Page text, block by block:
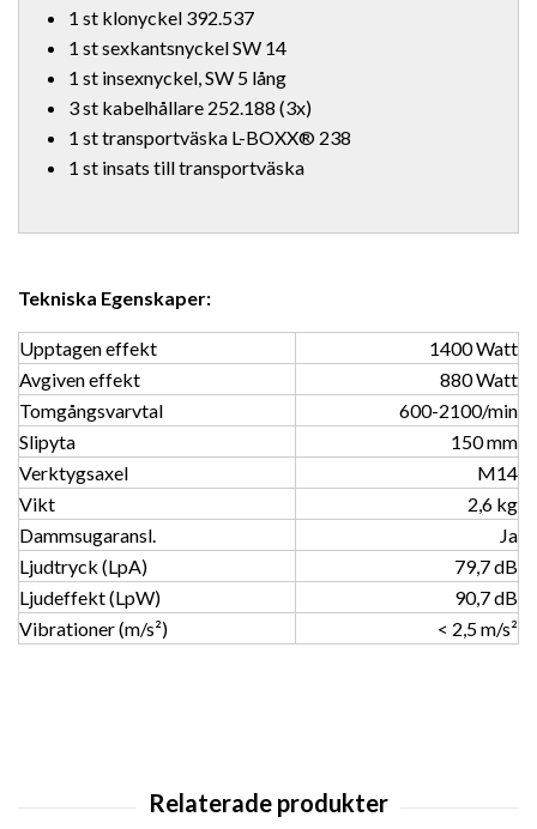
1 st klonyckel 392.537
1 st sexkantsnyckel SW 14
1 st insexnyckel, SW 5 lång
3 st kabelhållare 252.188 (3x)
1 st transportväska L-BOXX® 238
1 st insats till transportväska
Tekniska Egenskaper:
Upptagen effekt
1400 Watt
Avgiven effekt
880 Watt
Tomgångsvarvtal
600-2100/min
Slipyta
150 mm
Verktygsaxel
M14
Vikt
2,6 kg
Dammsugaransl.
Ja
Ljudtryck (LpA)
79,7 dB
Ljudeffekt (LpW)
90,7 dB
Vibrationer (m/s²)
< 2,5 m/s²